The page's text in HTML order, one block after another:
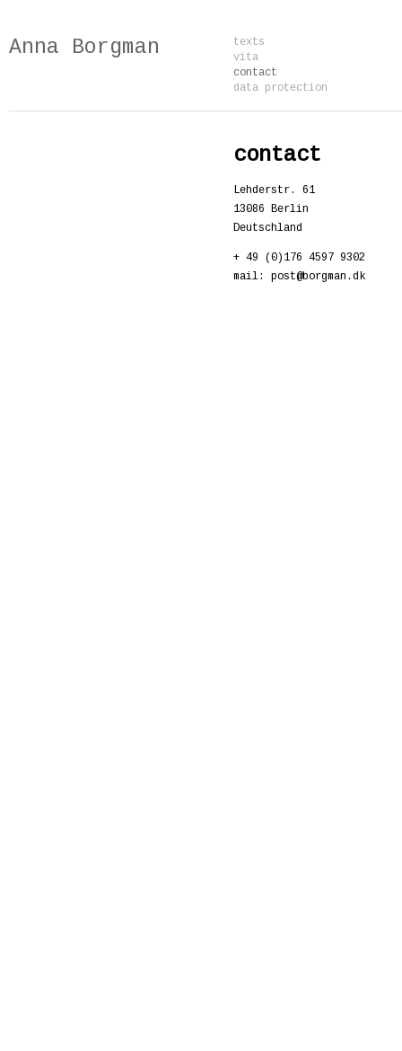
Anna Borgman
texts
vita
contact
data protection
contact
Lehderstr. 61
13086 Berlin
Deutschland
+ 49 (0)176 4597 9302
mail: post@borgman.dk